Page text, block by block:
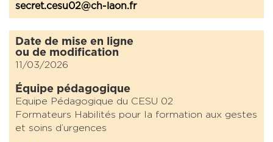
secret.cesu02@ch-laon.fr
Date de mise en ligne
ou de modification
11/03/2026
Équipe pédagogique
Equipe Pédagogique du CESU 02
Formateurs Habilités pour la formation aux gestes
et soins d’urgences